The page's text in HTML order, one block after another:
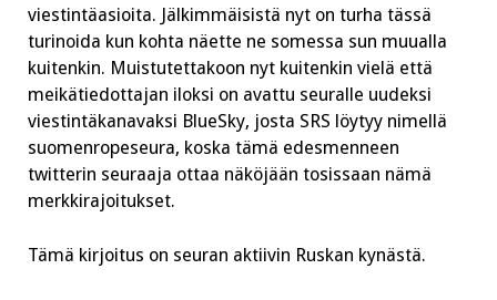
viestintäasioita. Jälkimmäisistä nyt on turha tässä
turinoida kun kohta näette ne somessa sun muualla
kuitenkin. Muistutettakoon nyt kuitenkin vielä että
meikätiedottajan iloksi on avattu seuralle uudeksi
viestintäkanavaksi BlueSky, josta SRS löytyy nimellä
suomenropeseura, koska tämä edesmenneen
twitterin seuraaja ottaa näköjään tosissaan nämä
merkkirajoitukset.
Tämä kirjoitus on seuran aktiivin Ruskan kynästä.